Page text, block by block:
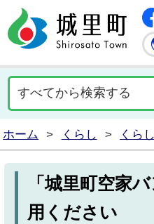
ホーム > くらし > くら
「城里町空家
用ください